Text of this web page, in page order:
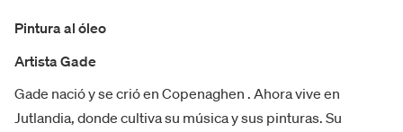
Pintura al óleo
Artista Gade
Gade nació y se crió en Copenaghen . Ahora vive en
Jutlandia, donde cultiva su música y sus pinturas. Su